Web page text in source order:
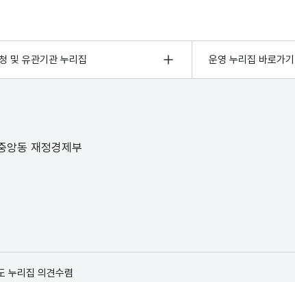
및 유관기관 누리집 운영 누리집 바로가기
동 재정경제부
누리집 의견수렴